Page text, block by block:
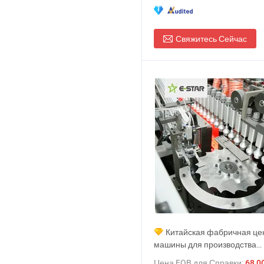
Свяжитесь Сейчас
Китайская фабричная
машины для производства